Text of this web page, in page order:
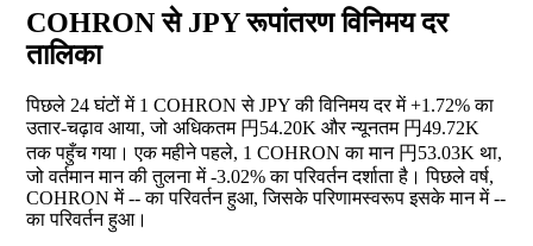
COHRON से JPY रूपांतरण विनिमय दर
तालिका
पिछले 24 घंटों में 1 COHRON से JPY की विनिमय दर में+1.72%का
उतार-चढ़ाव आया, जो अधिकतम 円54.20K और न्यूनतम 円49.72K
तक पहुँच गया। एक महीने पहले, 1 COHRON का मान 円53.03K था,
जो वर्तमान मान की तुलना में-3.02%का परिवर्तन दर्शाता है। पिछले वर्ष,
COHRON में--का परिवर्तन हुआ, जिसके परिणामस्वरूप इसके मान में--
का परिवर्तन हुआ।